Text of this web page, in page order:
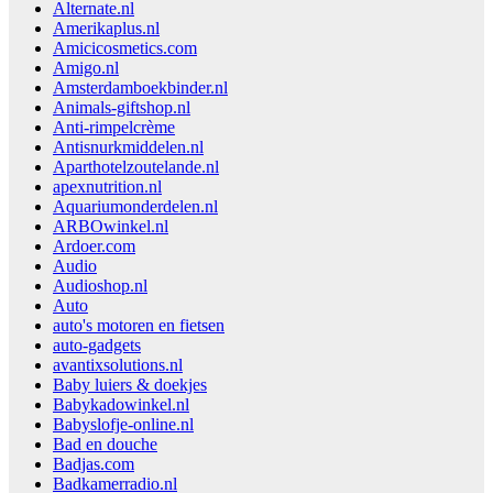
Alternate.nl
Amerikaplus.nl
Amicicosmetics.com
Amigo.nl
Amsterdamboekbinder.nl
Animals-giftshop.nl
Anti-rimpelcrème
Antisnurkmiddelen.nl
Aparthotelzoutelande.nl
apexnutrition.nl
Aquariumonderdelen.nl
ARBOwinkel.nl
Ardoer.com
Audio
Audioshop.nl
Auto
auto's motoren en fietsen
auto-gadgets
avantixsolutions.nl
Baby luiers & doekjes
Babykadowinkel.nl
Babyslofje-online.nl
Bad en douche
Badjas.com
Badkamerradio.nl